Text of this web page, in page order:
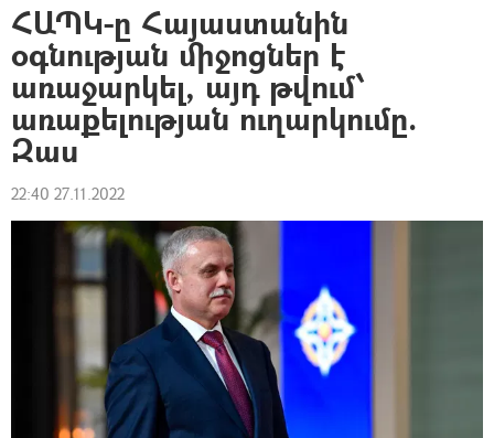
ՀԱՊԿ-ը Հայաստանին
օգնության միջոցներ է
առաջարկել, այդ թվում՝
առաքելության ուղարկումը.
Զաս
22:40 27.11.2022